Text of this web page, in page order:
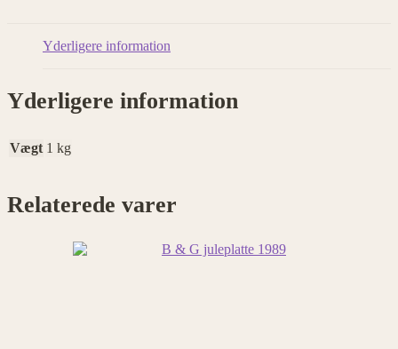
Yderligere information
Yderligere information
Vægt 1 kg
Relaterede varer